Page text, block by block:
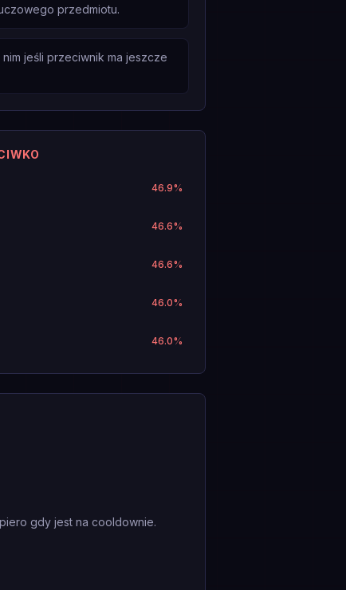
przedmiotu.
jeśli przeciwnik ma jeszcze
46.9%
46.6%
46.6%
46.0%
46.0%
gdy jest na cooldownie.